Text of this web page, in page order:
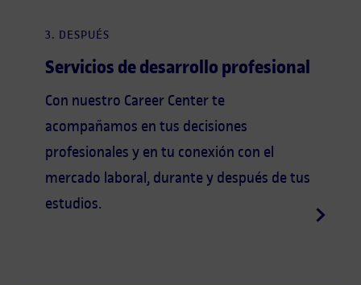
3. DESPUÉS
Servicios de desarrollo profesional
Con nuestro Career Center te
acompañamos en tus decisiones
profesionales y en tu conexión con el
mercado laboral, durante y después de tus
estudios.